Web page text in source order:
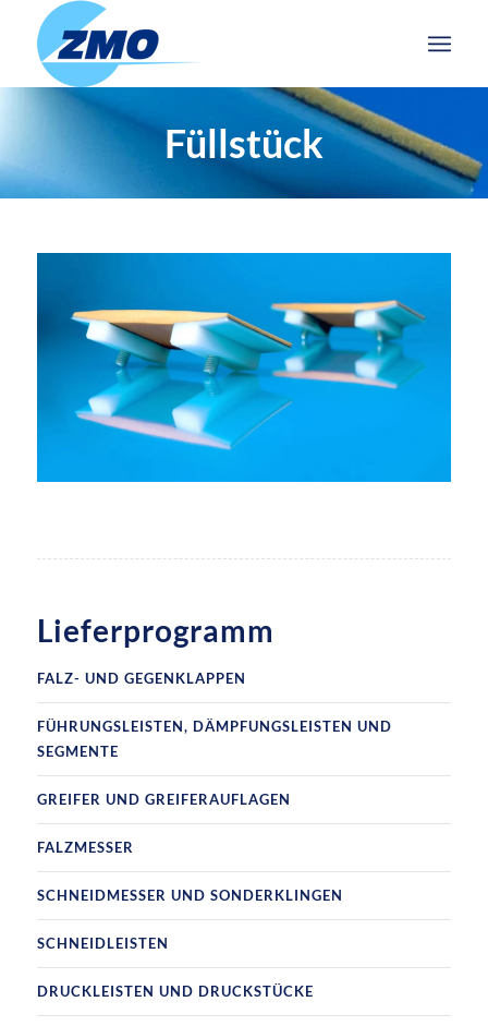
Füllstück
Lieferprogramm
FALZ- UND GEGENKLAPPEN
FÜHRUNGSLEISTEN, DÄMPFUNGSLEISTEN UND
SEGMENTE
GREIFER UND GREIFERAUFLAGEN
FALZMESSER
SCHNEIDMESSER UND SONDERKLINGEN
SCHNEIDLEISTEN
DRUCKLEISTEN UND DRUCKSTÜCKE